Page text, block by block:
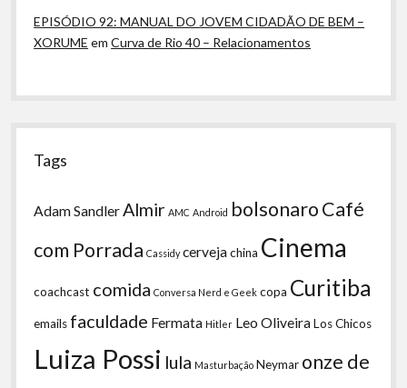
EPISÓDIO 92: MANUAL DO JOVEM CIDADÃO DE BEM –
XORUME emCurva de Rio 40 – Relacionamentos
Tags
Adam Sandler Almir AMC Android bolsonaroCafé
com Porrada Cassidy cervejachina Cinema
coachcast comida Conversa Nerd e Geek copa Curitiba
emails faculdade Fermata Hitler Leo OliveiraLos Chicos
Luiza Possi lula Masturbação Neymar onze de